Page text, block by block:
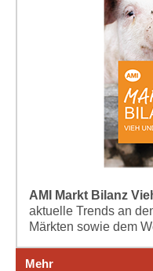
AMI Markt Bilanz
aktuelle Trends an
Märkten sowie dem
Mehr